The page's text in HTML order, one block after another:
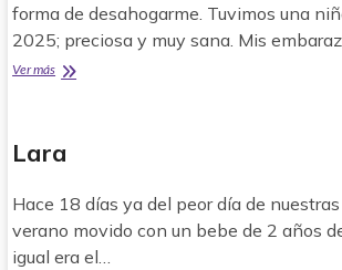
forma de desahogarme. Tuvimos una
2025; preciosa y muy sana. Mis
Ver másSemana
Precoz
Lara
Hace 18 días ya del peor día de
verano movido con un bebe de 2 años
igual era el…